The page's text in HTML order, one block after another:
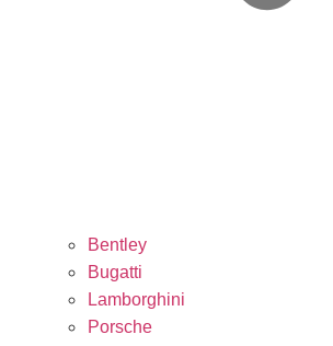
Bentley
Bugatti
Lamborghini
Porsche